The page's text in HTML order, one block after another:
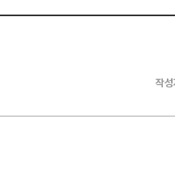
작성